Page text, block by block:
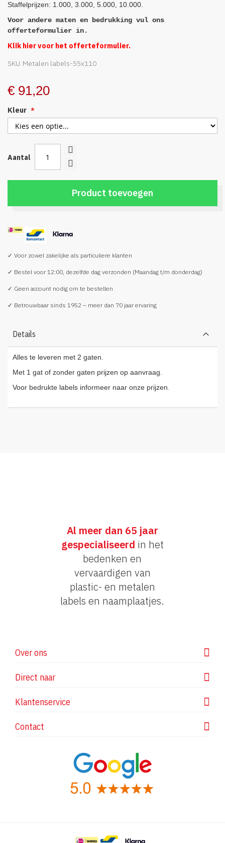
Staffelprijzen: 1.000, 3.000, 5.000, 10.000.
Voor andere maten en bedrukking vul ons
offerteformulier in.
Klik hiervoor het offerteformulier.
SKU Metalen labels-55x110
€ 91,20
Kleur
Aantal
Product toevoegen
✓ Voor zowel zakelijke als particuliere klanten
✓ Bestel voor 12:00, dezelfde dag verzonden (Maandag t/m donderdag)
✓ Geen account nodig om te bestellen
✓ Betrouwbaar sinds 1952 – meer dan 70 jaar ervaring
Details
Alles te leveren met 2 gaten.
Met 1 gat of zonder gaten prijzen op aanvraag.
Voor bedrukte labels informeer naar onze prijzen.
Al meer dan 65 jaar
gespecialiseerd in het
bedenken en
vervaardigen van
plastic- en metalen
labels en naamplaatjes.
Over ons
Direct naar
Klantenservice
Contact